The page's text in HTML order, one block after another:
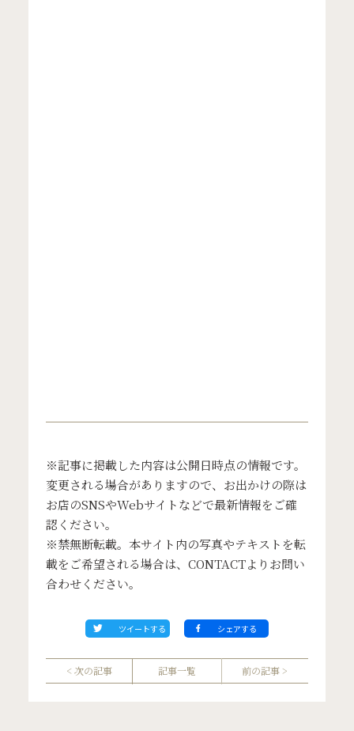
※記事に掲載した内容は公開日時点の情報です。
変更される場合がありますので、お出かけの際は
お店のSNSやWebサイトなどで最新情報をご確
認ください。
※禁無断転載。本サイト内の写真やテキストを転
載をご希望される場合は、CONTACTよりお問い
合わせください。
ツイートする シェアする
< 次の記事 記事一覧 前の記事 >